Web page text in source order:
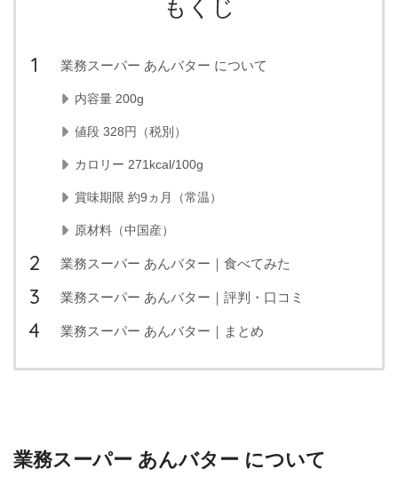
もくじ
業務スーパー あんバター について
内容量 200g
値段 328円（税別）
カロリー 271kcal/100g
賞味期限 約9ヵ月（常温）
原材料（中国産）
業務スーパー あんバター｜食べてみた
業務スーパー あんバター｜評判・口コミ
業務スーパー あんバター｜まとめ
業務スーパー あんバター について